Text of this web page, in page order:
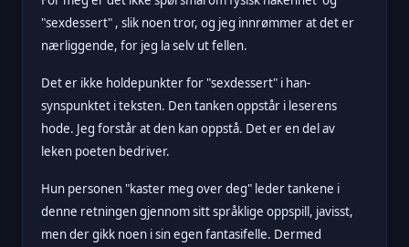
"sexdessert" , slik noen tror, og jeg innrømmer at det er
nærliggende, for jeg la selv ut fellen.
Det er ikke holdepunkter for "sexdessert" i han-
synspunktet i teksten. Den tanken oppstår i leserens
hode. Jeg forstår at den kan oppstå. Det er en del av
leken poeten bedriver.
Hun personen "kaster meg over deg" leder tankene i
denne retningen gjennom sitt språklige oppspill, javisst,
men der gikk noen i sin egen fantasifelle. Dermed